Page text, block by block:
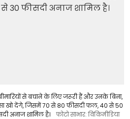
से बचाने के लिए जरूरी हैं और उनके बिना,
खो देंगे, जिसमें 70 से 80 फीसदी फल, 40 से 50
अनाज शामिल है।
फोटो साभार: विकिमीडिया